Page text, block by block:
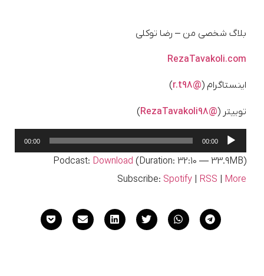
بلاگ شخصی من – رضا توکلی
RezaTavakoli.com
اینستاگرام (@r.t98
)
توییتر (@RezaTavakoli98
)
پخش‌کننده
صوت
00:00
00:00
Podcast: Download (Duration: 32:10 — 33.9MB)
Subscribe: Spotify RSS More